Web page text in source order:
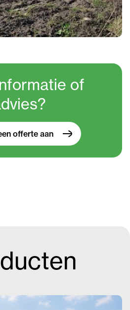
of
offerte aan